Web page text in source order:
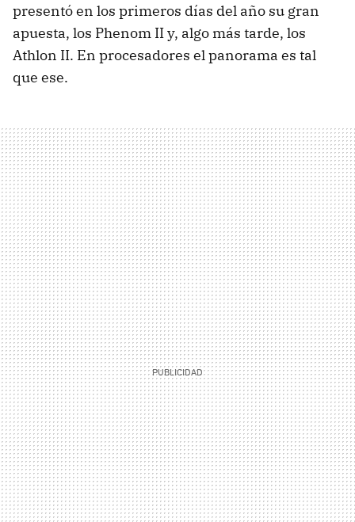
presentó en los primeros días del año su gran
apuesta, los Phenom II y, algo más tarde, los
Athlon II. En procesadores el panorama es tal
que ese.